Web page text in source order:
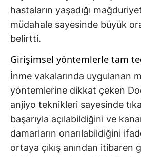
hastaların yaşadığı
müdahale sayesinde büyük
belirtti.
Girişimsel yöntemlerle tam
İnme vakalarında uygulanan
yöntemlerine dikkat çeken
anjiyo teknikleri sayesinde
başarıyla açılabildiğini ve
damarların onarılabildiğini
ortaya çıkış anından itibaren